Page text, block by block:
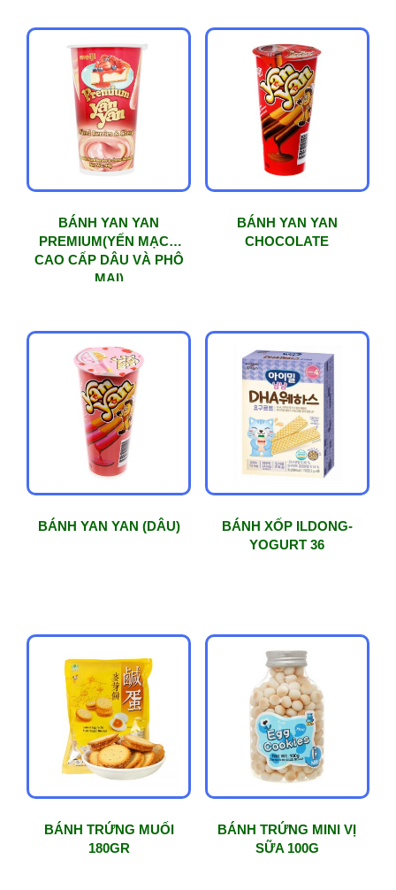
BÁNH YAN YAN
PREMIUM(YẾN MẠCH
CAO CẤP DÂU VÀ PHÔ
MAI)
BÁNH YAN YAN
CHOCOLATE
BÁNH YAN YAN (DÂU)
BÁNH XỐP ILDONG-
YOGURT 36
BÁNH TRỨNG MUỐI
180GR
BÁNH TRỨNG MINI VỊ
SỮA 100G